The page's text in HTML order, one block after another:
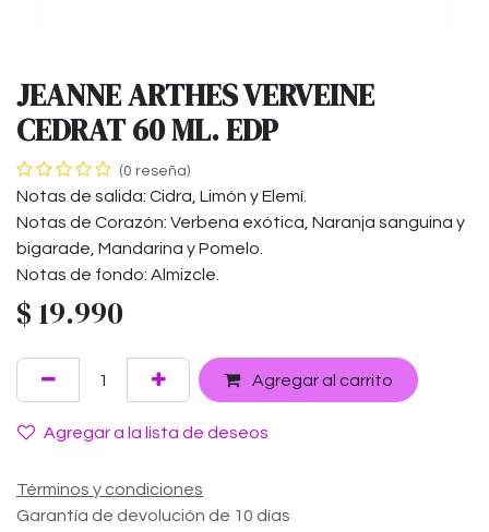
JEANNE ARTHES VERVEINE
CEDRAT 60 ML. EDP
(0 reseña)
Notas de salida: Cidra, Limón y Elemí.
Notas de Corazón: Verbena exótica, Naranja sanguina y
bigarade, Mandarina y Pomelo.
Notas de fondo: Almizcle.
$ 19.990
Agregar al carrito
Agregar a la lista de deseos
Términos y condiciones
Garantía de devolución de 10 días